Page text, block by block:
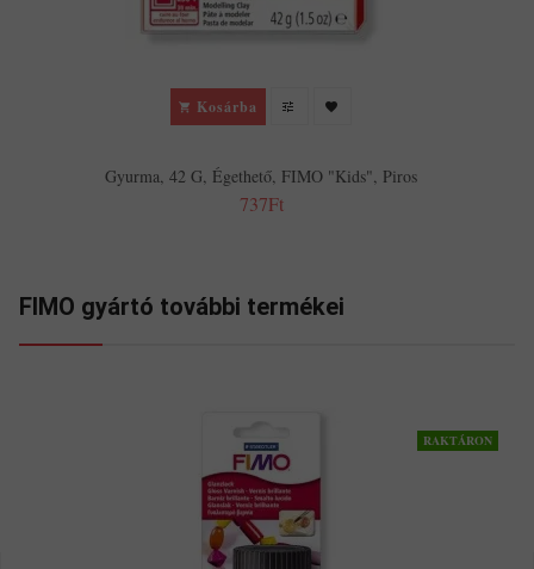
Kosárba
Gyurma, 42 G, Égethető, FIMO "Kids", Piros
737Ft
FIMO gyártó további termékei
RAKTÁRON